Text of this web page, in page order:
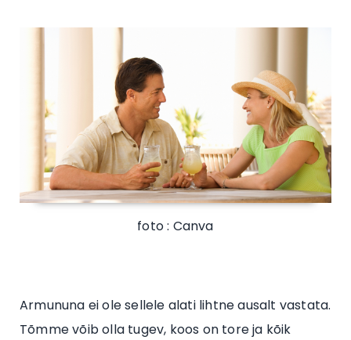
foto : Canva
Armununa ei ole sellele alati lihtne ausalt vastata.
Tõmme võib olla tugev, koos on tore ja kõik